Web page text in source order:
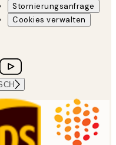
Stornierungsanfrage
Cookies verwalten